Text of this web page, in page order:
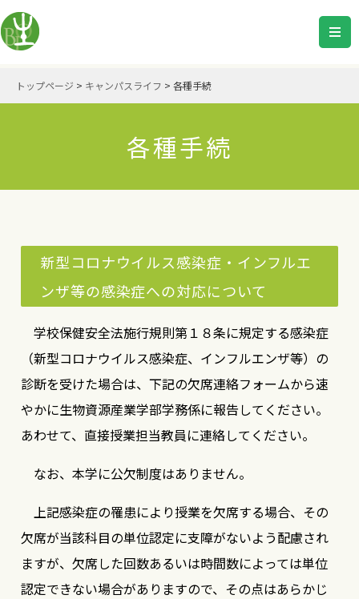
トップページ > キャンパスライフ > 各種手続
各種手続
新型コロナウイルス感染症・インフルエ
ンザ等の感染症への対応について
学校保健安全法施行規則第１８条に規定する感染症
（新型コロナウイルス感染症、インフルエンザ等）の
診断を受けた場合は、下記の欠席連絡フォームから速
やかに生物資源産業学部学務係に報告してください。
あわせて、直接授業担当教員に連絡してください。
なお、本学に公欠制度はありません。
上記感染症の罹患により授業を欠席する場合、その
欠席が当該科目の単位認定に支障がないよう配慮され
ますが、欠席した回数あるいは時間数によっては単位
認定できない場合がありますので、その点はあらかじ